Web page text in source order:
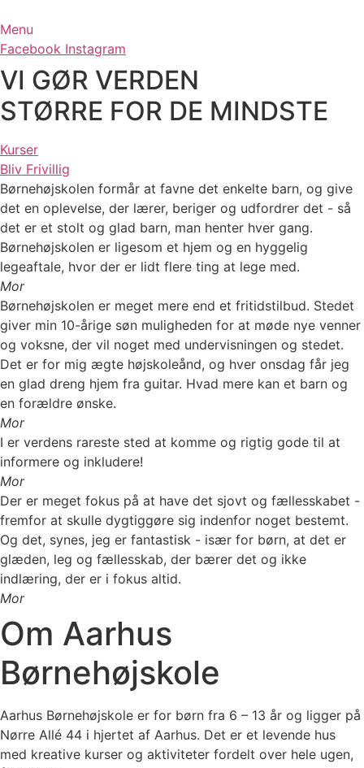
til
indhold
Menu
Facebook Instagram
VI GØR VERDEN
STØRRE FOR DE MINDSTE
Kurser
Bliv Frivillig
Børnehøjskolen formår at favne det enkelte barn, og give
det en oplevelse, der lærer, beriger og udfordrer det - så
det er et stolt og glad barn, man henter hver gang.
Børnehøjskolen er ligesom et hjem og en hyggelig
legeaftale, hvor der er lidt flere ting at lege med.
Mor
Børnehøjskolen er meget mere end et fritidstilbud. Stedet
giver min 10-årige søn muligheden for at møde nye venner
og voksne, der vil noget med undervisningen og stedet.
Det er for mig ægte højskoleånd, og hver onsdag får jeg
en glad dreng hjem fra guitar. Hvad mere kan et barn og
en forældre ønske.
Mor
I er verdens rareste sted at komme og rigtig gode til at
informere og inkludere!
Mor
Der er meget fokus på at have det sjovt og fællesskabet -
fremfor at skulle dygtiggøre sig indenfor noget bestemt.
Og det, synes, jeg er fantastisk - især for børn, at det er
glæden, leg og fællesskab, der bærer det og ikke
indlæring, der er i fokus altid.
Mor
Om Aarhus
Børnehøjskole
Aarhus Børnehøjskole er for børn fra 6 – 13 år og ligger på
Nørre Allé 44 i hjertet af Aarhus. Det er et levende hus
med kreative kurser og aktiviteter fordelt over hele ugen,